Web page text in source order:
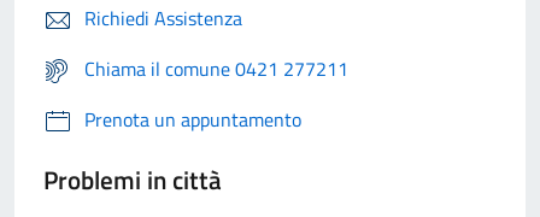
Richiedi Assistenza
Chiama il comune 0421 277211
Prenota un appuntamento
Problemi in città